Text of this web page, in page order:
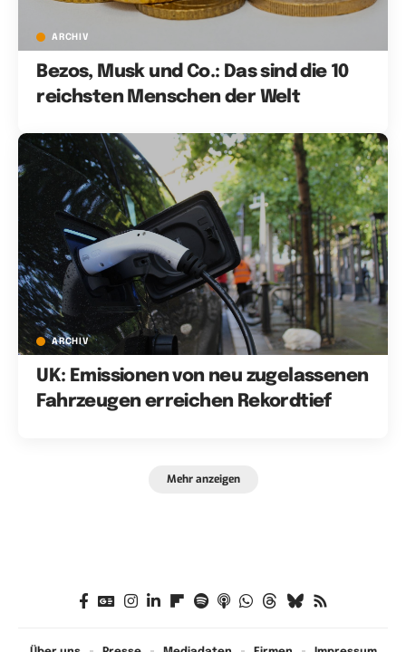
ARCHIV
Bezos, Musk und Co.: Das sind die 10
reichsten Menschen der Welt
ARCHIV
UK: Emissionen von neu zugelassenen
Fahrzeugen erreichen Rekordtief
Mehr anzeigen